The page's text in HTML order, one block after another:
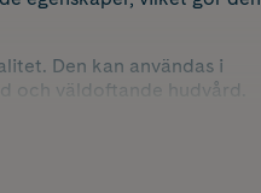
Den kan användas i
och väldoftande hudvård.
oljan är mycket